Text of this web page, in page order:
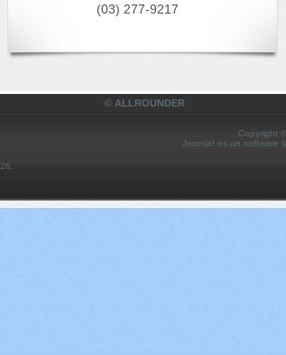
(03) 277-9217
© ALLROUNDER
Copyright
Joomla! es un software